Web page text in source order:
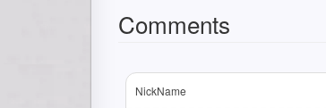
Comments
NickName